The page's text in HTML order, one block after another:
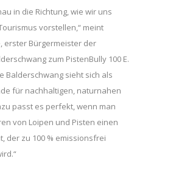
in die Richtung, wie wir uns
vorstellen,“ meint
erster Bürgermeister der
zum PistenBully 100 E.
Balderschwang sieht sich als
für nachhaltigen, naturnahen
passt es perfekt, wenn man
von Loipen und Pisten einen
der zu 100 % emissionsfrei